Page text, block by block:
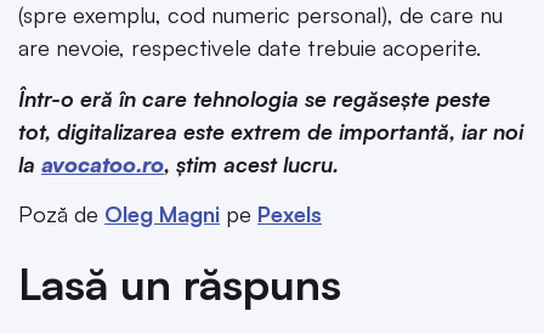
(spre exemplu, cod numeric personal), de care nu
are nevoie, respectivele date trebuie acoperite.
Într-o eră în care tehnologia se regăsește peste
tot, digitalizarea este extrem de importantă, iar noi
la avocatoo.ro, știm acest lucru.
Poză de Oleg Magni pe Pexels
Lasă un răspuns